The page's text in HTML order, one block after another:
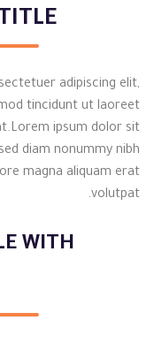
adipiscing elit,
tincidunt ut laoreet
ipsum dolor sit
diam nonummy nibh
magna aliquam erat
volutpat.
WITH